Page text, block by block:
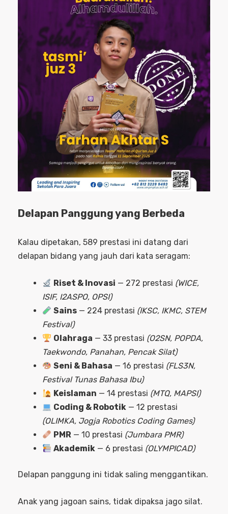
Delapan Panggung yang Berbeda
Kalau dipetakan, 589 prestasi ini datang dari
delapan bidang yang jauh dari kata seragam:
Riset & Inovasi — 272 prestasi (WICE,
ISIF, I2ASPO, OPSI)
Sains — 224 prestasi (IKSC, IKMC, STEM
Festival)
Olahraga — 33 prestasi (O2SN, POPDA,
Taekwondo, Panahan, Pencak Silat)
Seni & Bahasa — 16 prestasi (FLS3N,
Festival Tunas Bahasa Ibu)
Keislaman — 14 prestasi (MTQ, MAPSI)
Coding & Robotik — 12 prestasi
(OLIMKA, Jogja Robotics Coding Games)
PMR — 10 prestasi (Jumbara PMR)
Akademik — 6 prestasi (OLYMPICAD)
Delapan panggung ini tidak saling menggantikan.
Anak yang jagoan sains, tidak dipaksa jago silat.